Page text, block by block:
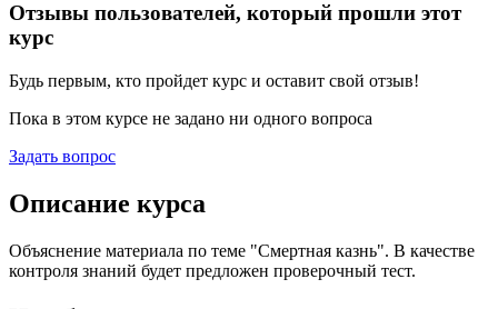
Отзывы пользователей, который прошли этот
курс
Будь первым, кто пройдет курс и оставит свой отзыв!
Пока в этом курсе не задано ни одного вопроса
Задать вопрос
Описание курса
Объяснение материала по теме "Смертная казнь". В качестве
контроля знаний будет предложен проверочный тест.